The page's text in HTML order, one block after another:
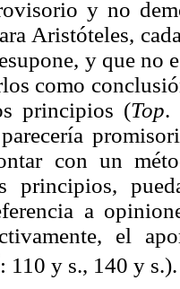
y no
Aristóteles,
y que no
como
principios (Top.
con un
principios,
a
el
: 110 y s., 140 y s.).